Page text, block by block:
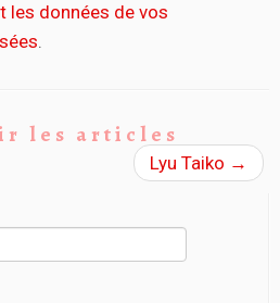
les données de vos
.
les articles
Lyu Taiko →